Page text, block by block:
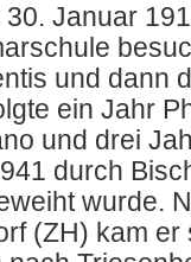
Januar
und dann
ein Jahr
und drei
durch
wurde.
(ZH) kam er